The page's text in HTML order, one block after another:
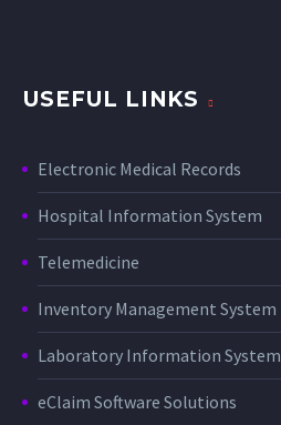
USEFUL LINKS
Electronic Medical Records
Hospital Information System
Telemedicine
Inventory Management System
Laboratory Information System
eClaim Software Solutions